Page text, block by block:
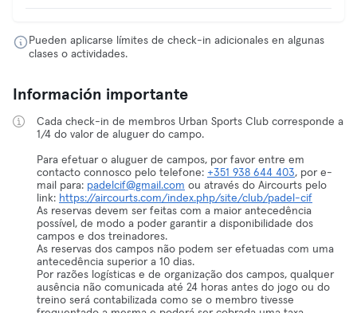
Pueden aplicarse límites de check-in adicionales en algunas
clases o actividades.
Información importante
Cada check-in de membros Urban Sports Club corresponde a
1/4 do valor de aluguer do campo.
Para efetuar o aluguer de campos, por favor entre em
contacto connosco pelo telefone: +351 938 644 403, por e-
mail para: padelcif@gmail.com ou através do Aircourts pelo
link: https://aircourts.com/index.php/site/club/padel-cif
As reservas devem ser feitas com a maior antecedência
possível, de modo a poder garantir a disponibilidade dos
campos e dos treinadores.
As reservas dos campos não podem ser efetuadas com uma
antecedência superior a 10 dias.
Por razões logísticas e de organização dos campos, qualquer
ausência não comunicada até 24 horas antes do jogo ou do
treino será contabilizada como se o membro tivesse